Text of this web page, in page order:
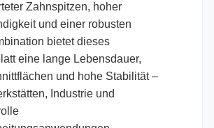
Zahnspitzen, hoher
und einer robusten
bietet dieses
eine lange Lebensdauer,
und hohe Stabilität –
Industrie und